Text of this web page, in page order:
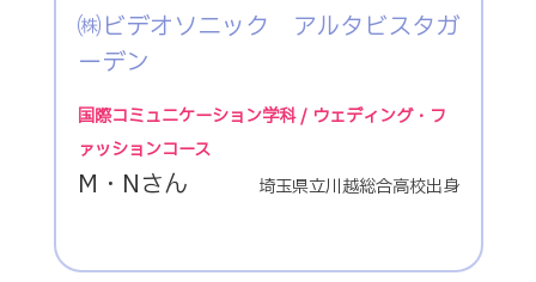
㈱ビデオソニック アルタビスタガ
ーデン
国際コミュニケーション学科 / ウェディング・フ
ァッションコース
M・Nさん 埼玉県立川越総合高校出身